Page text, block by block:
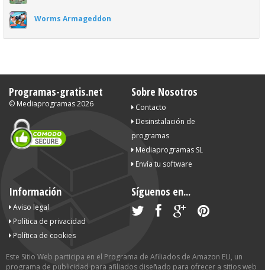
Worms Armageddon
Programas-gratis.net
© Mediaprogramas2026
Sobre Nosotros
Contacto
Desinstalación de
programas
Mediaprogramas SL
Envía tu software
Información
Aviso legal
Política de privacidad
Política de cookies
Síguenos en...
Este Sitio Web participa en el Programa de Afiliados de Amazon EU, un
programa de publicidad para afiliados diseñado para ofrecer a sitios web